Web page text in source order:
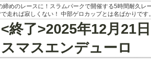
<終了>2025年12月21
スマスエンデューロ